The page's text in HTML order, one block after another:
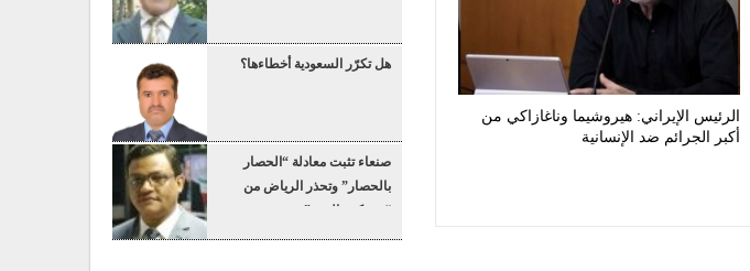
الرئيس الإيراني: هيروشيما وناغازاكي من
أكبر الجرائم ضد الإنسانية
هل تكرّر السعودية أخطاءها؟
صنعاء تثبت معادلة “الحصار
بالحصار” وتحذر الرياض من
“عسكرة البحر”